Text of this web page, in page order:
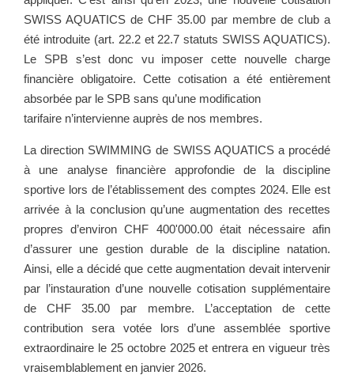
SWISS AQUATICS de CHF 35.00 par membre de club a
été introduite (art. 22.2 et 22.7 statuts SWISS AQUATICS).
Le SPB s’est donc vu imposer cette nouvelle charge
financière obligatoire. Cette cotisation a été entièrement
absorbée par le SPB sans qu’une modification
tarifaire n’intervienne auprès de nos membres.
La direction SWIMMING de SWISS AQUATICS a procédé
à une analyse financière approfondie de la discipline
sportive lors de l’établissement des comptes 2024. Elle est
arrivée à la conclusion qu’une augmentation des recettes
propres d’environ CHF 400'000.00 était nécessaire afin
d’assurer une gestion durable de la discipline natation.
Ainsi, elle a décidé que cette augmentation devait intervenir
par l’instauration d’une nouvelle cotisation supplémentaire
de CHF 35.00 par membre. L’acceptation de cette
contribution sera votée lors d’une assemblée sportive
extraordinaire le 25 octobre 2025 et entrera en vigueur très
vraisemblablement en janvier 2026.